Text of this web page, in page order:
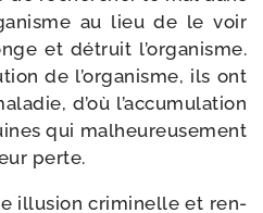
au lieu de le voir
et détruit l’organisme.
de l’organisme, ils ont
d’où l’accumulation
qui mal­heu­reu­se­ment
perte.
illu­sion cri­mi­nelle et ren­